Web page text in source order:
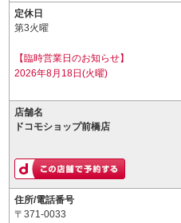
定休日
第3火曜
【臨時営業日のお知らせ】
2026年8月18日(火曜)
店舗名
ドコモショップ前橋店
住所/電話番号
〒371-0033